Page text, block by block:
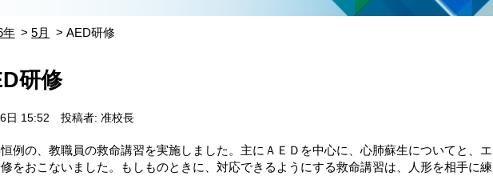
年 5月 AED研修
研修
日 15:52 投稿者: 准校長
例の、教職員の救命講習を実施しました。主にＡＥＤを中心に、心肺蘇生についてと、エ
をおこないました。もしものときに、対応できるようにする救命講習は、人形を相手に練